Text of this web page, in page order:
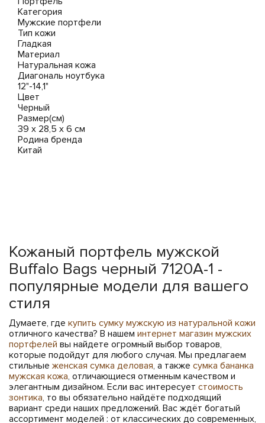
Категория
Мужские портфели
Тип кожи
Гладкая
Материал
Натуральная кожа
Диагональ ноутбука
12"-14,1"
Цвет
Черный
Размер(см)
39 х 28,5 х 6 см
Родина бренда
Китай
Кожаный портфель мужской
Buffalo Bags черный 7120A-1 -
популярные модели для вашего
стиля
Думаете, где купить сумку мужскую из натуральной кожи
отличного качества? В нашем интернет магазин мужских
портфелей вы найдете огромный выбор товаров,
которые подойдут для любого случая. Мы предлагаем
стильные женская сумка деловая, а также сумка бананка
мужская кожа, отличающиеся отменным качеством и
элегантным дизайном. Если вас интересует стоимость
зонтика, то вы обязательно найдёте подходящий
вариант среди наших предложений. Вас ждёт богатый
ассортимент моделей : от классических до современных,